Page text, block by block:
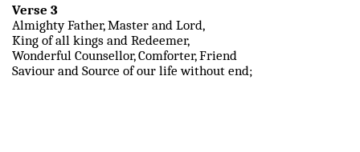
Verse 3
Almighty Father, Master and Lord,
King of all kings and Redeemer,
Wonderful Counsellor, Comforter, Friend
Saviour and Source of our life without end;